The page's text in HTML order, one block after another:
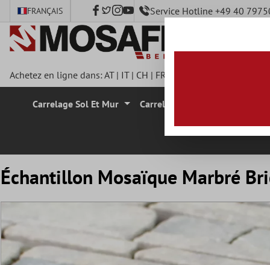
principal
FRANÇAIS Service Hotline +49 40
Achetez en ligne dans:AT| IT| CH | FR
Carrelage Sol Et Mur Carrelage Mural
Échantillon Mosaïque Marbré